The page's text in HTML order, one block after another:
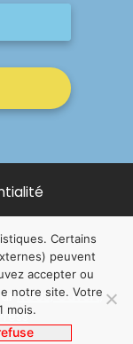
NOUS, Ouvert,
Certains
peuvent
accepter ou
notre site. Votre
mois.